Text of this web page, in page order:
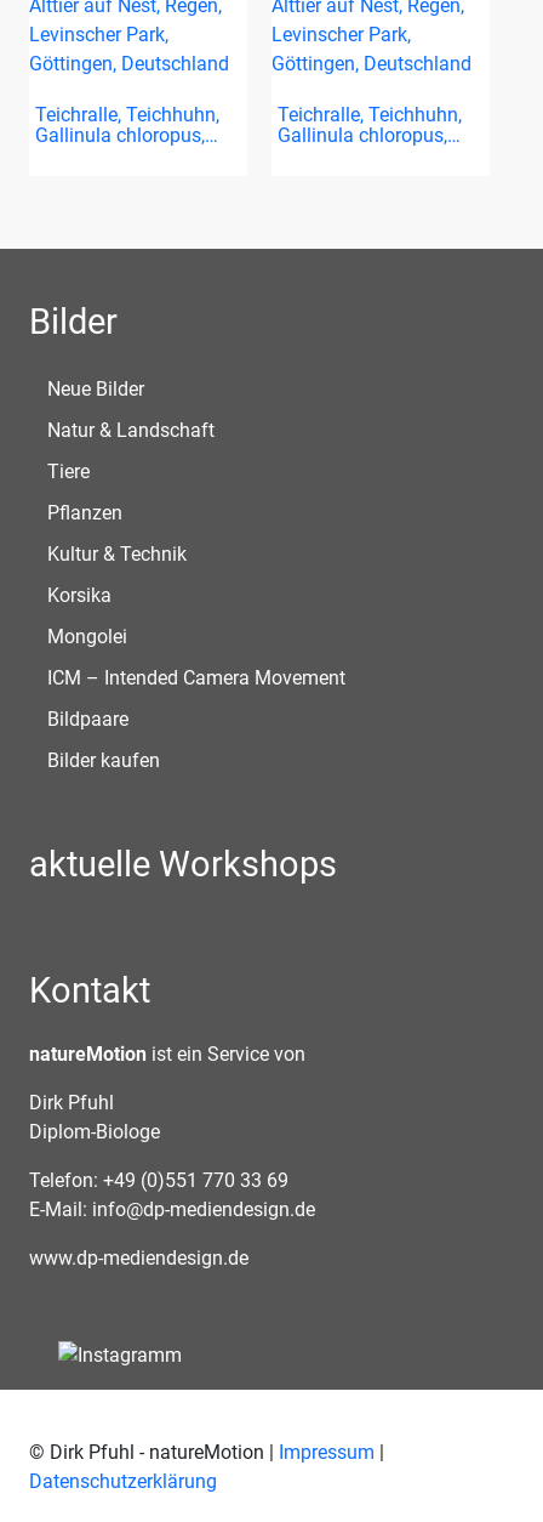
Teichralle, Teichhuhn,
Gallinula chloropus,…
Teichralle, Teichhuhn,
Gallinula chloropus,…
Bilder
Neue Bilder
Natur & Landschaft
Tiere
Pflanzen
Kultur & Technik
Korsika
Mongolei
ICM – Intended Camera Movement
Bildpaare
Bilder kaufen
aktuelle Workshops
Kontakt
natureMotion ist ein Service von
Dirk Pfuhl
Diplom-Biologe
Telefon: +49 (0)551 770 33 69
E-Mail: info@dp-mediendesign.de
www.dp-mediendesign.de
© Dirk Pfuhl - natureMotion | Impressum
Datenschutzerklärung